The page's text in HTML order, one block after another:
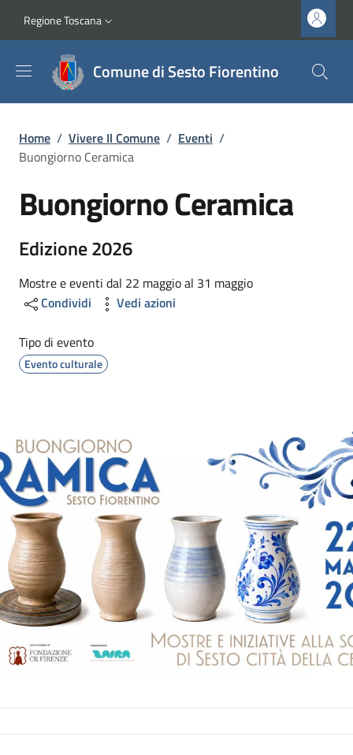
Slim top
Regione Toscana
Comune di Sesto Fiorentino
Briciole di pane
Home / Vivere Il Comune / Eventi /
Buongiorno Ceramica
Buongiorno Ceramica
Edizione 2026
Mostre e eventi dal 22 maggio al 31 maggio
Condividi
Vedi azioni
Tipo di evento
Evento culturale